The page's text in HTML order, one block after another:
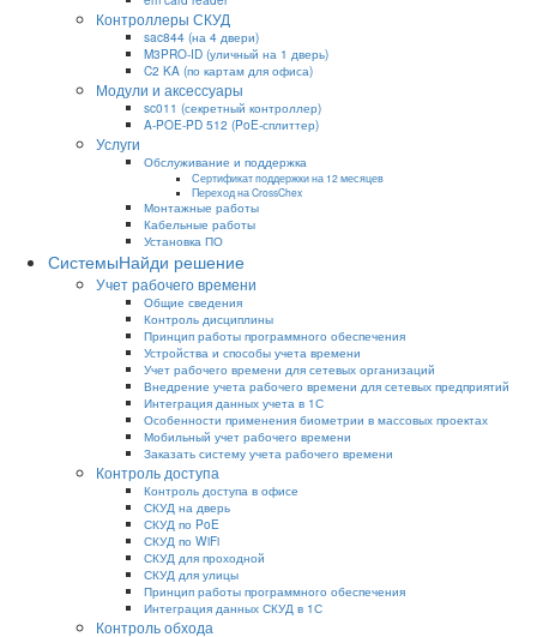
Контроллеры СКУД
sac844 (на 4 двери)
M3PRO-ID (уличный на 1 дверь)
C2 KA (по картам для офиса)
Модули и аксессуары
sc011 (секретный контроллер)
A-POE-PD 512 (PoE-сплиттер)
Услуги
Обслуживание и поддержка
Сертификат поддержки на 12 месяцев
Переход на CrossChex
Монтажные работы
Кабельные работы
Установка ПО
СистемыНайди решение
Учет рабочего времени
Общие сведения
Контроль дисциплины
Принцип работы программного обеспечения
Устройства и способы учета времени
Учет рабочего времени для сетевых организаций
Внедрение учета рабочего времени для сетевых предприятий
Интеграция данных учета в 1С
Особенности применения биометрии в массовых проектах
Мобильный учет рабочего времени
Заказать систему учета рабочего времени
Контроль доступа
Контроль доступа в офисе
СКУД на дверь
СКУД по PoE
СКУД по WiFi
СКУД для проходной
СКУД для улицы
Принцип работы программного обеспечения
Интеграция данных СКУД в 1С
Контроль обхода